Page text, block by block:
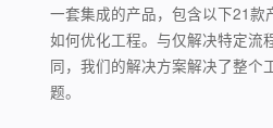
一套集成的产品，包含以下21款
如何优化工程。与仅解决特定流
同，我们的解决方案解决了整个
题。